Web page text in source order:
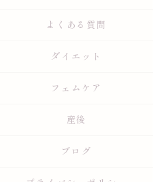
よくある質問
ダイエット
フェムケア
産後
ブログ